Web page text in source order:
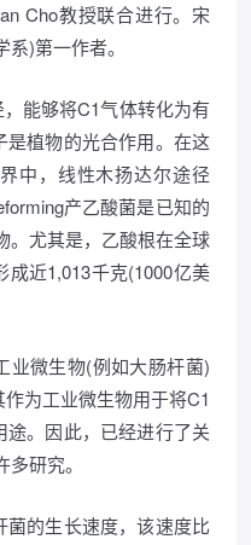
Cho教授联合进行。宋
)第一作者。
能够将C1气体转化为有
植物的光合作用。在这
中，线性木扬达尔途径
产乙酸菌是已知的
。尤其是，乙酸根在全球
近1,013千克(1000亿美
业微生物(例如大肠杆菌)
为工业微生物用于将C1
。因此，已经进行了关
研究。
的生长速度，该速度比